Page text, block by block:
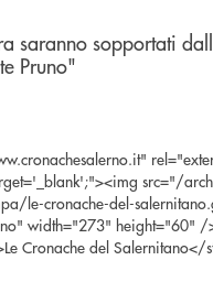
saranno sopportati
Pruno"
src="/
le-cronache-del-
width="273" height="60"
Cronache del Salernitano</